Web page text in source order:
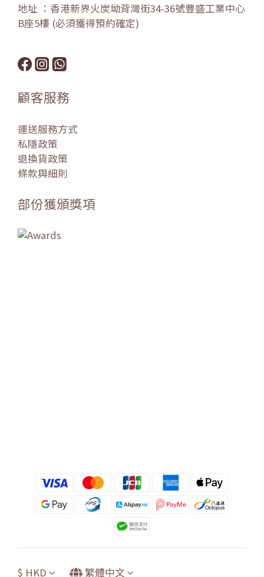
地址 ：香港新界火炭坳背灣街34-36號豐盛工業中心
B座5樓 (必須獲得預約確定)
顧客服務
運送服務方式
私隱政策
退換貨政策
條款與細則
部份獲頒獎項
$ HKD 繁體中文